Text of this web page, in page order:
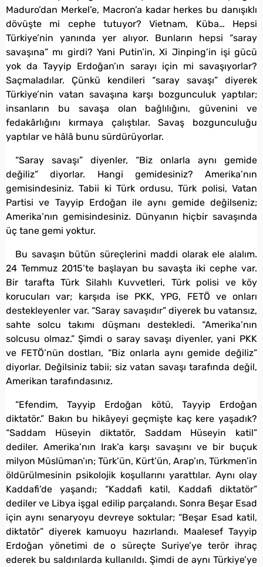
Maduro’dan Merkel’e, Macron’a kadar herkes bu danışıklı
dövüşte mi cephe tutuyor? Vietnam, Küba… Hepsi
Türkiye’nin yanında yer alıyor. Bunların hepsi “saray
savaşına” mı girdi? Yani Putin’in, Xi Jinping’in işi gücü
yok da Tayyip Erdoğan’ın sarayı için mi savaşıyorlar?
Saçmaladılar. Çünkü kendileri “saray savaşı” diyerek
Türkiye’nin vatan savaşına karşı bozgunculuk yaptılar;
insanların bu savaşa olan bağlılığını, güvenini ve
fedakârlığını kırmaya çalıştılar. Savaş bozgunculuğu
yaptılar ve hâlâ bunu sürdürüyorlar.
“Saray savaşı” diyenler, “Biz onlarla aynı gemide
değiliz” diyorlar. Hangi gemidesiniz? Amerika’nın
gemisindesiniz. Tabii ki Türk ordusu, Türk polisi, Vatan
Partisi ve Tayyip Erdoğan ile aynı gemide değilseniz;
Amerika’nın gemisindesiniz. Dünyanın hiçbir savaşında
üç tane gemi yoktur.
Bu savaşın bütün süreçlerini maddi olarak ele alalım.
24 Temmuz 2015’te başlayan bu savaşta iki cephe var.
Bir tarafta Türk Silahlı Kuvvetleri, Türk polisi ve köy
korucuları var; karşıda ise PKK, YPG, FETÖ ve onları
destekleyenler var. “Saray savaşıdır” diyerek bu vatansız,
sahte solcu takımı düşmanı destekledi. “Amerika’nın
solcusu olmaz.” Şimdi o saray savaşı diyenler, yani PKK
ve FETÖ’nün dostları, “Biz onlarla aynı gemide değiliz”
diyorlar. Değilsiniz tabii; siz vatan savaşı tarafında değil,
Amerikan tarafındasınız.
“Efendim, Tayyip Erdoğan kötü, Tayyip Erdoğan
diktatör.” Bakın bu hikâyeyi geçmişte kaç kere yaşadık?
“Saddam Hüseyin diktatör, Saddam Hüseyin katil”
dediler. Amerika’nın Irak’a karşı savaşını ve bir buçuk
milyon Müslüman’ın; Türk’ün, Kürt’ün, Arap’ın, Türkmen’in
öldürülmesinin psikolojik koşullarını yarattılar. Aynı olay
Kaddafi’de yaşandı; “Kaddafi katil, Kaddafi diktatör”
dediler ve Libya işgal edilip parçalandı. Sonra Beşar Esad
için aynı senaryoyu devreye soktular; “Beşar Esad katil,
diktatör” diyerek kamuoyu hazırlandı. Maalesef Tayyip
Erdoğan yönetimi de o süreçte Suriye’ye terör ihraç
ederek bu saldırılarda kullanıldı. Şimdi de aynı Türkiye’ye